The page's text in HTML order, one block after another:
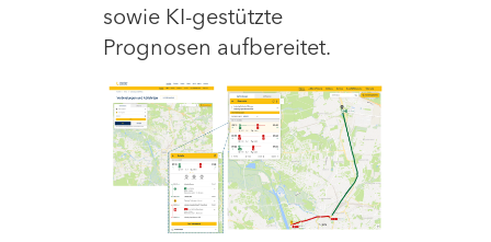
sowie KI-gestützte
Prognosen aufbereitet.